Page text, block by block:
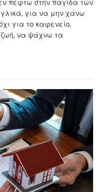
πέφτω στην παγίδα των
για να μην χάνω
για το καφενείο,
να ψάχνω τα